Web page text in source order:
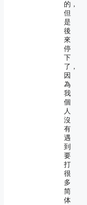
的，
但
是
後
來
停
下
了，
因
為
我
個
人
沒
有
遇
到
要
打
很
多
简
体